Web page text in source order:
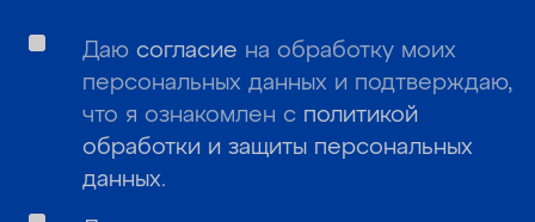
Даю согласие на обработку моих
персональных данных и подтверждаю,
что я ознакомлен с политикой
обработки и защиты персональных
данных.